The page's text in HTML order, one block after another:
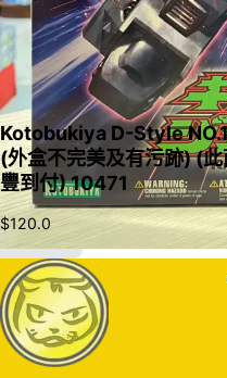
入購物車
Kotobukiya D-Style
(外盒不完美及有污跡) (
豐到付) 10471
$120.0